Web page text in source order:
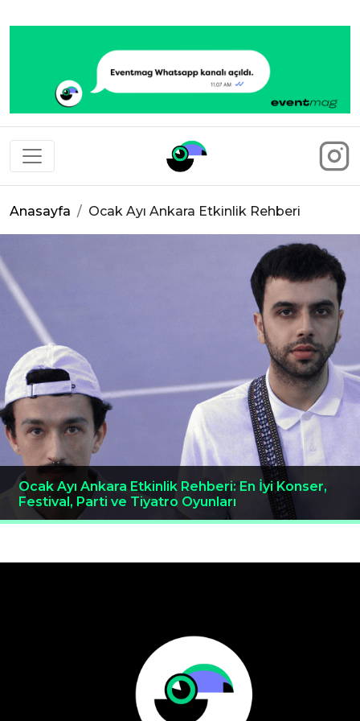
Eventmag
Anasayfa Ocak Ayı Ankara Etkinlik Rehberi
Ocak Ayı Ankara Etkinlik Rehberi: En İyi Konser,
Festival, Parti ve Tiyatro Oyunları